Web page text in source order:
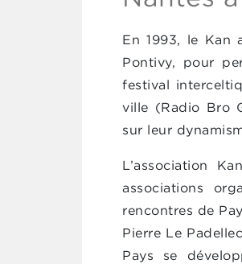
En 1993, le Kan
Pontivy, pour
festival
ville (Radio Bro
sur leur
L’association
associations
rencontres de
Pierre Le
Pays se